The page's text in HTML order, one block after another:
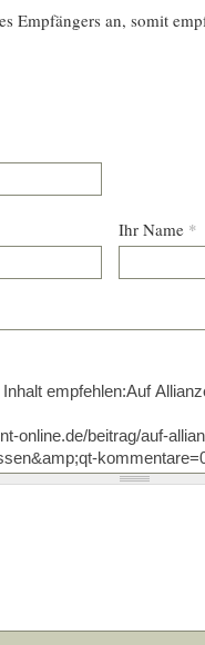
Empfängers an, somit
Ihr Name *